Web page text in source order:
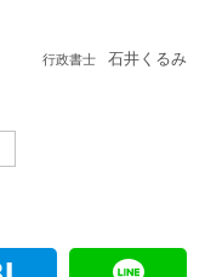
行政書士 石井くるみ